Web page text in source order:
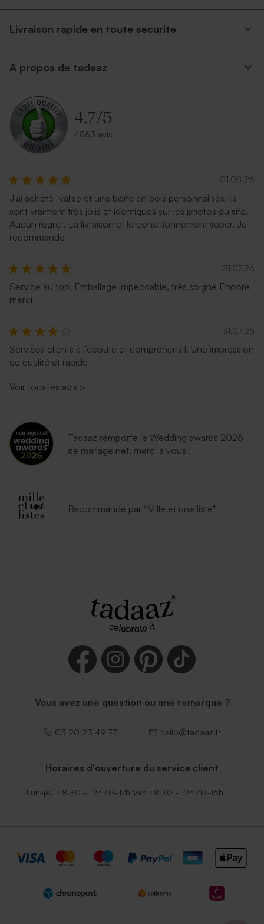
Livraison rapide en toute securite
A propos de tadaaz
4.7/5
4863 avis
01.08.26
J'ai acheté 1valise et une boîte en bois personnalisés, ils
sont vraiment très jolis et identiques sur les photos du site.
Aucun regret. La livraison et le conditionnement super. Je
recommande
31.07.26
Service au top. Emballage impeccable, très soigné Encore
merci
31.07.26
Services clients à l’écoute et compréhensif. Une impression
de qualité et rapide
Voir tous les avis >
Tadaaz remporte le Wedding awards 2026
de mariage.net, merci à vous !
Recommandé par "Mille et une liste"
Vous avez une question ou une remarque ?
03 20 23 49 77 hello@tadaaz.fr
Horaires d'ouverture du service client
Lun-jeu : 8.30 - 12h /13-17h Ven : 8.30 - 12h /13-16h